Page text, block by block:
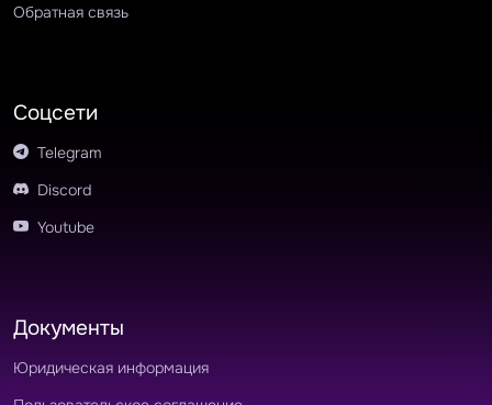
Обратная связь
Соцсети
Telegram
Discord
Youtube
Документы
Юридическая информация